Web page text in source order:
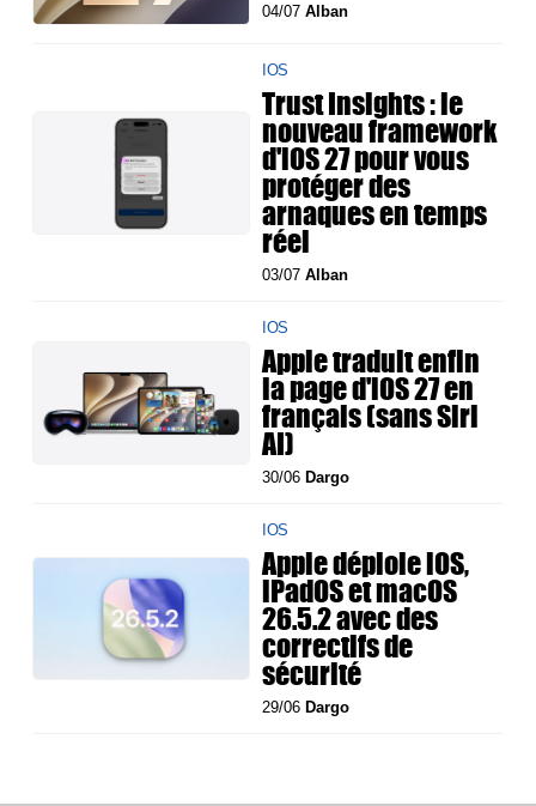
04/07Alban
IOS
Trust Insights : le
nouveau framework
d'iOS 27 pour vous
protéger des
arnaques en temps
réel
03/07Alban
IOS
Apple traduit enfin
la page d'iOS 27 en
français (sans Siri
AI)
30/06 Dargo
IOS
Apple déploie iOS,
iPadOS et macOS
26.5.2 avec des
correctifs de
sécurité
29/06 Dargo